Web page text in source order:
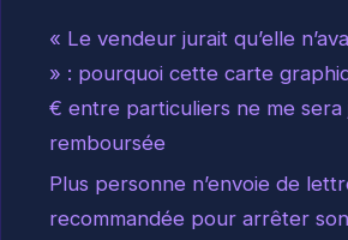
« Le vendeur jurait qu’elle
» : pourquoi cette carte
€ entre particuliers ne me sera
remboursée
Plus personne n’envoie de
recommandée pour arrêter